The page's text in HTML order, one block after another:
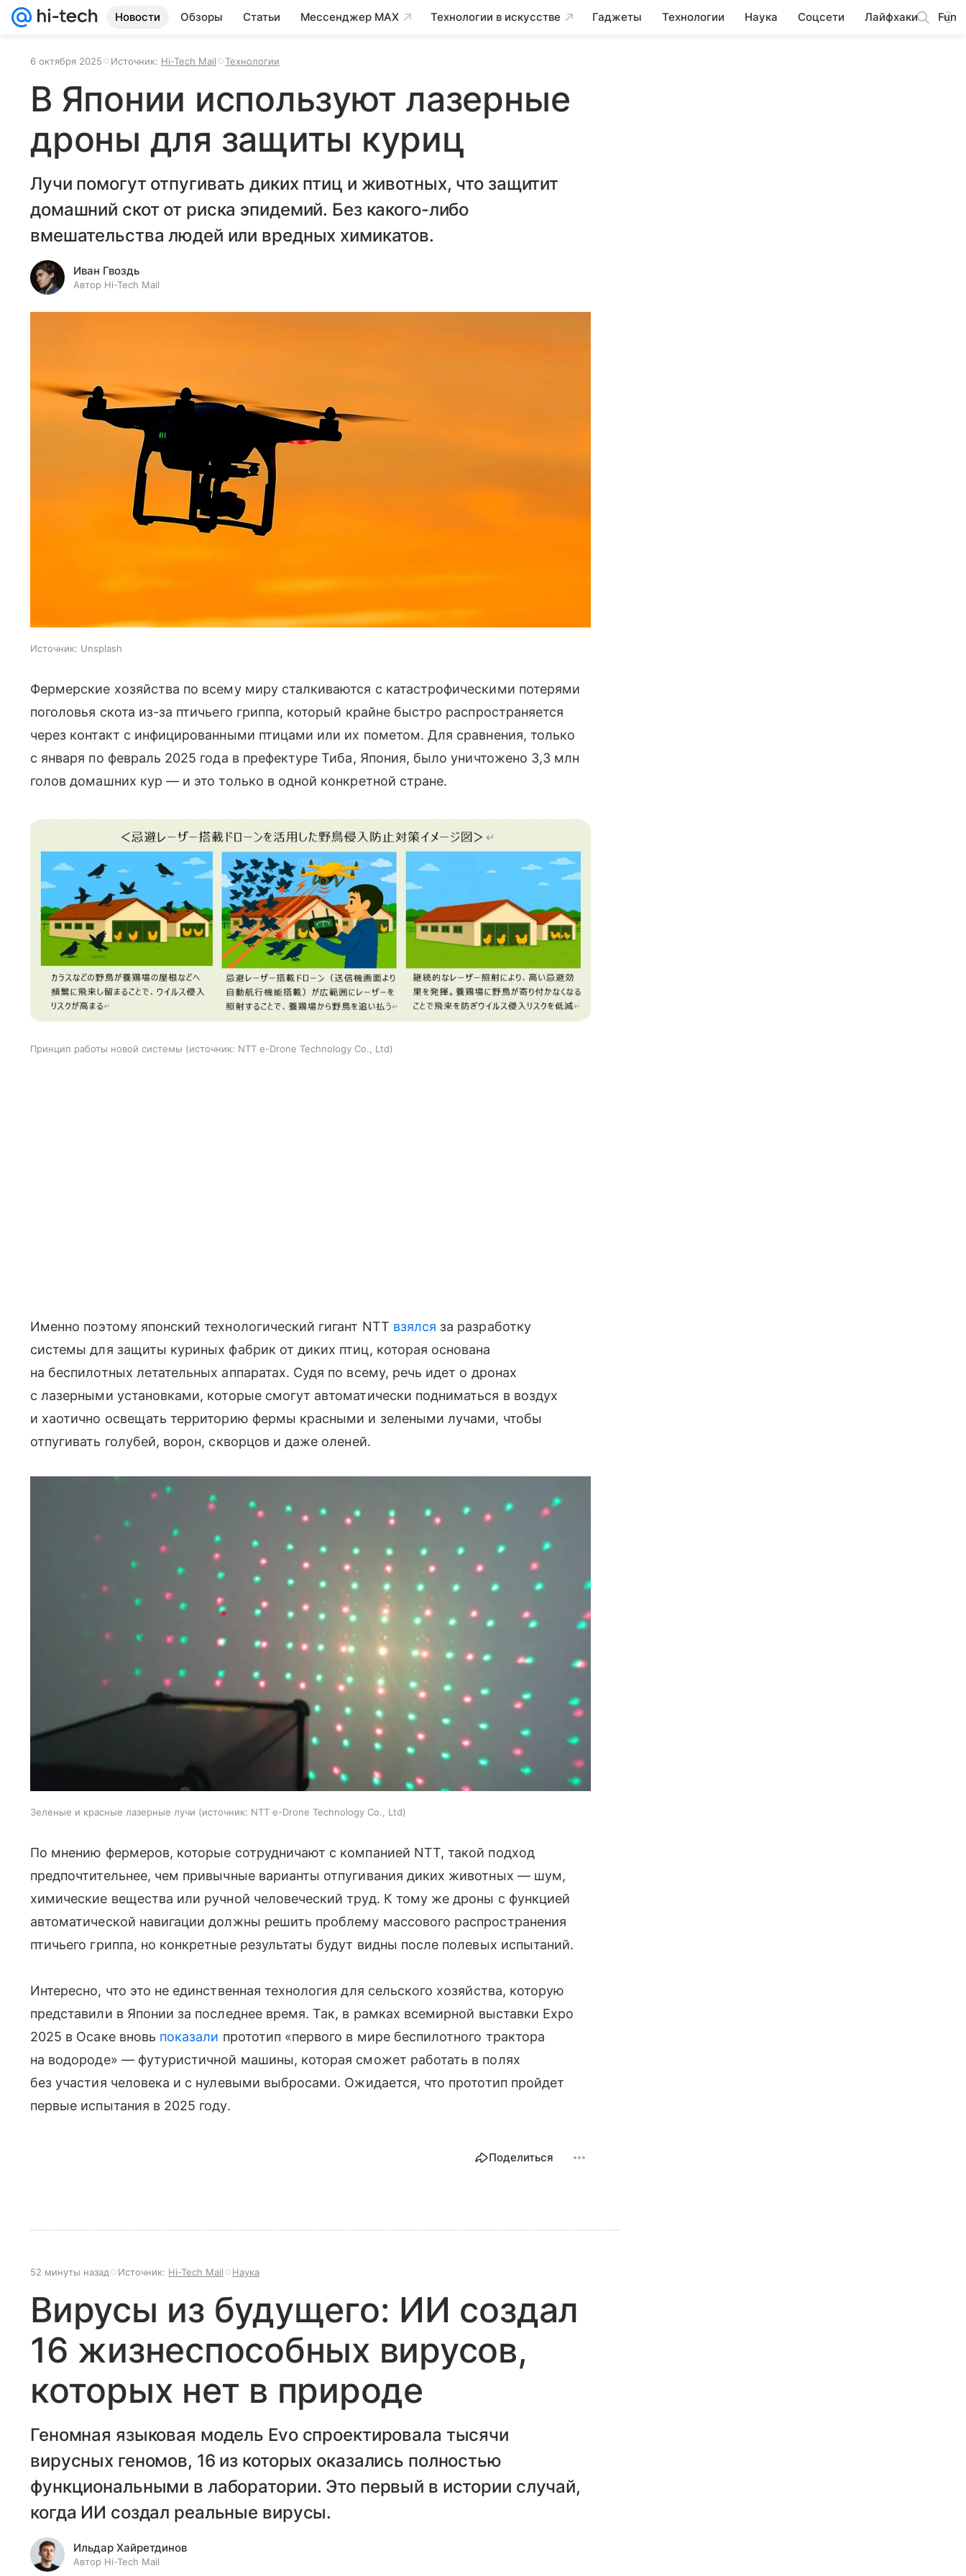
Новости Обзоры Статьи Мессенджер MAX Технологии в искусстве Гаджеты Технологии Наука Соцсети Лайфхаки Fun
6 октября 2025 Источник: Hi-Tech Mail Технологии
В Японии используют лазерные
дроны для защиты куриц
Лучи помогут отпугивать диких птиц и животных, что защитит
домашний скот от риска эпидемий. Без какого-либо
вмешательства людей или вредных химикатов.
Иван Гвоздь
Автор Hi-Tech Mail
Источник: Unsplash
Фермерские хозяйства по всему миру сталкиваются с катастрофическими потерями
поголовья скота из-за птичьего гриппа, который крайне быстро распространяется
через контакт с инфицированными птицами или их пометом. Для сравнения, только
с января по февраль 2025 года в префектуре Тиба, Япония, было уничтожено 3,3 млн
голов домашних кур — и это только в одной конкретной стране.
Принцип работы новой системы источник: NTT e-Drone Technology Co., Ltd
Именно поэтому японский технологический гигант NTT взялся за разработку
системы для защиты куриных фабрик от диких птиц, которая основана
на беспилотных летательных аппаратах. Судя по всему, речь идет о дронах
с лазерными установками, которые смогут автоматически подниматься в воздух
и хаотично освещать территорию фермы красными и зелеными лучами, чтобы
отпугивать голубей, ворон, скворцов и даже оленей.
Зеленые и красные лазерные лучи источник: NTT e-Drone Technology Co., Ltd
По мнению фермеров, которые сотрудничают с компанией NTT, такой подход
предпочтительнее, чем привычные варианты отпугивания диких животных — шум,
химические вещества или ручной человеческий труд. К тому же дроны с функцией
автоматической навигации должны решить проблему массового распространения
птичьего гриппа, но конкретные результаты будут видны после полевых испытаний.
Интересно, что это не единственная технология для сельского хозяйства, которую
представили в Японии за последнее время. Так, в рамках всемирной выставки Expo
2025 в Осаке вновь показали прототип «первого в мире беспилотного трактора
на водороде» — футуристичной машины, которая сможет работать в полях
без участия человека и с нулевыми выбросами. Ожидается, что прототип пройдет
первые испытания в 2025 году.
Поделиться
52 минуты назад Источник: Hi-Tech Mail Наука
Вирусы из будущего: ИИ создал
16 жизнеспособных вирусов,
которых нет в природе
Геномная языковая модель Evo спроектировала тысячи
вирусных геномов, 16 из которых оказались полностью
функциональными в лаборатории. Это первый в истории случай,
когда ИИ создал реальные вирусы.
Ильдар Хайретдинов
Автор Hi-Tech Mail